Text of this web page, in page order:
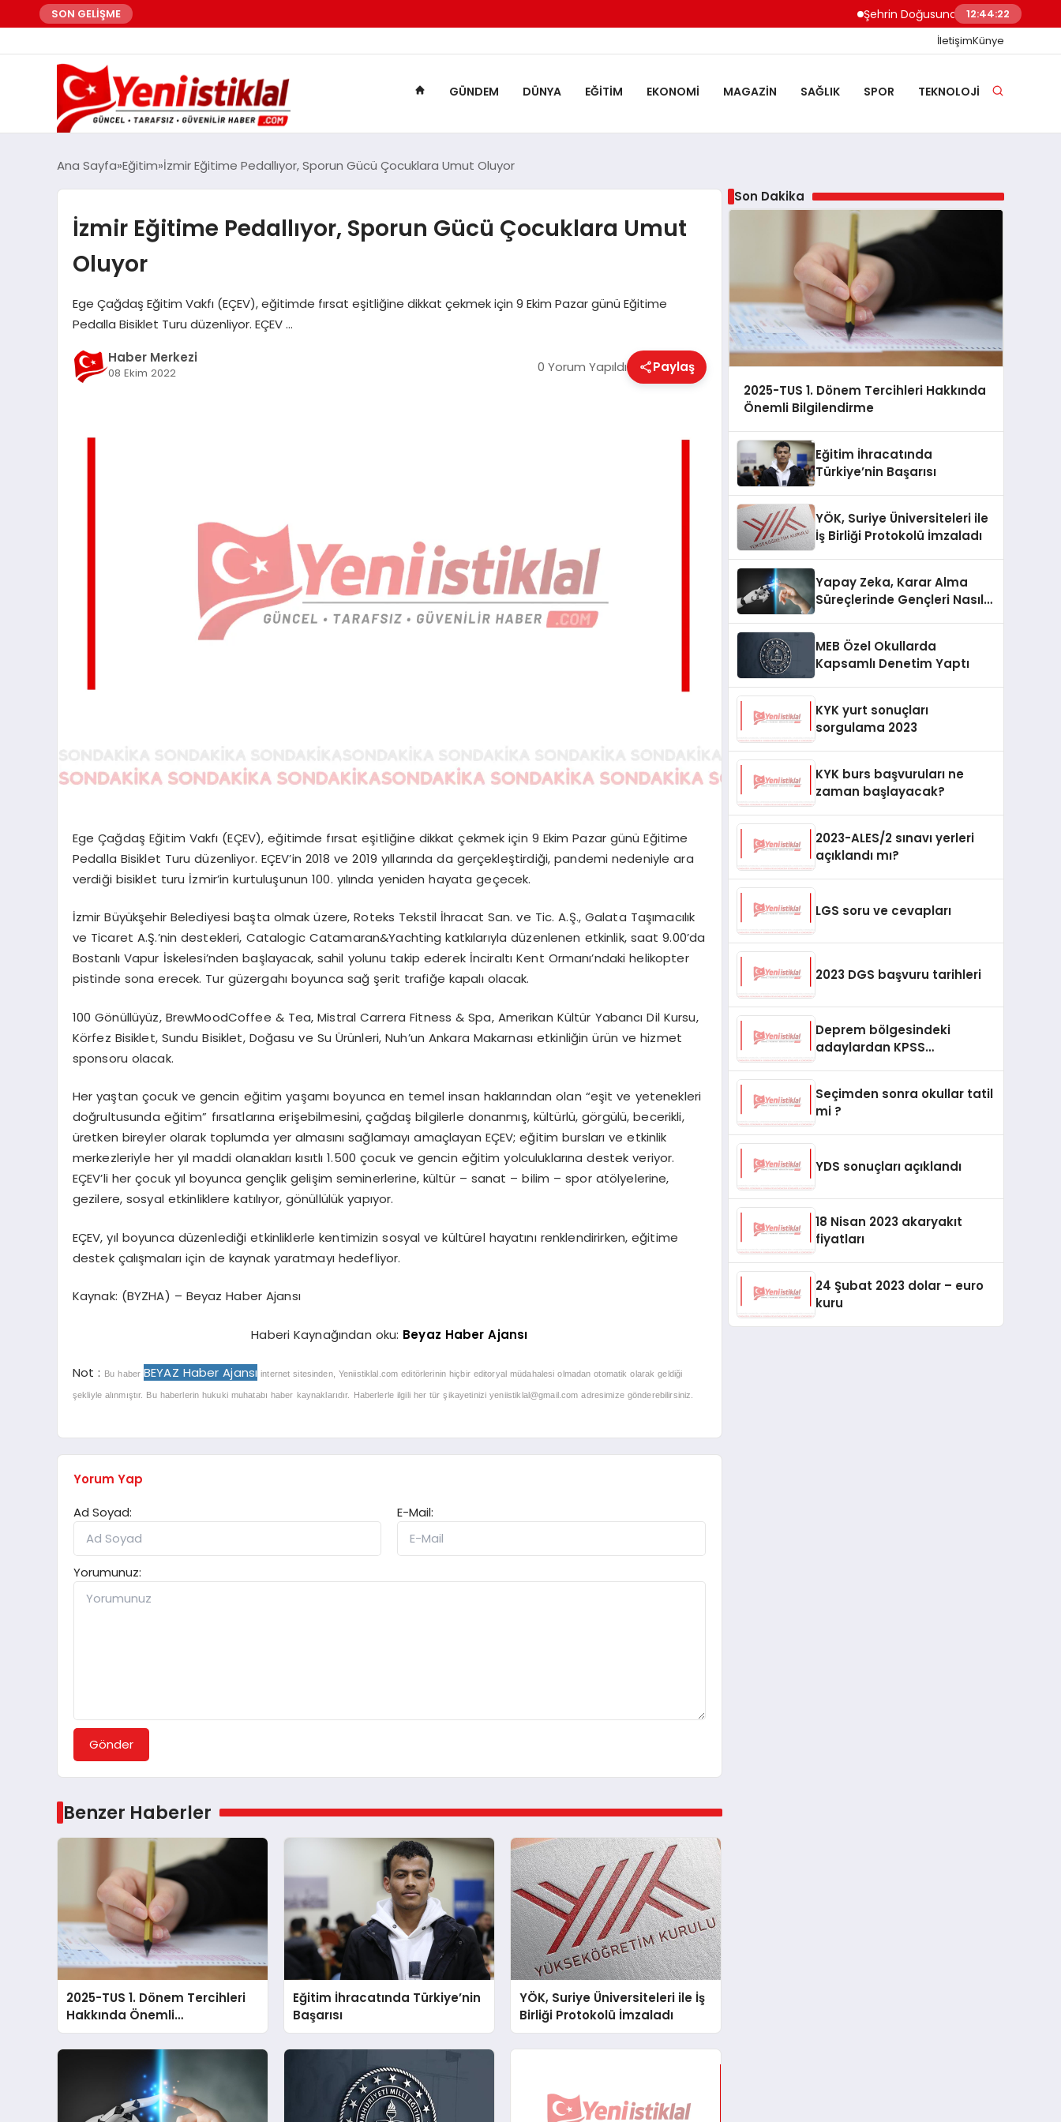
SON GELİŞME Şehrin Doğusundan Boğaz Kıyılarına
12:44:23
İletişimKünye
GÜNDEM DÜNYA EĞITIM EKONOMI MAGAZIN SAĞLIK SPOR TEKNOLOJI
Ana Sayfa Eğitim İzmir Eğitime Pedallıyor, Sporun Gücü Çocuklara Umut Oluyor
İzmir Eğitime Pedallıyor, Sporun Gücü Çocuklara Umut
Oluyor
Ege Çağdaş Eğitim Vakfı (EÇEV), eğitimde fırsat eşitliğine dikkat çekmek için 9 Ekim Pazar günü Eğitime
Pedalla Bisiklet Turu düzenliyor. EÇEV …
Haber Merkezi
08 Ekim 2022 0 Yorum Yapıldı Paylaş
Ege Çağdaş Eğitim Vakfı (EÇEV), eğitimde fırsat eşitliğine dikkat çekmek için 9 Ekim Pazar günü Eğitime
Pedalla Bisiklet Turu düzenliyor. EÇEV’in 2018 ve 2019 yıllarında da gerçekleştirdiği, pandemi nedeniyle ara
verdiği bisiklet turu İzmir’in kurtuluşunun 100. yılında yeniden hayata geçecek.
İzmir Büyükşehir Belediyesi başta olmak üzere, Roteks Tekstil İhracat San. ve Tic. A.Ş., Galata Taşımacılık
ve Ticaret A.Ş.’nin destekleri, Catalogic Catamaran&Yachting katkılarıyla düzenlenen etkinlik, saat 9.00’da
Bostanlı Vapur İskelesi’nden başlayacak, sahil yolunu takip ederek İnciraltı Kent Ormanı’ndaki helikopter
pistinde sona erecek. Tur güzergahı boyunca sağ şerit trafiğe kapalı olacak.
100 Gönüllüyüz, BrewMoodCoffee & Tea, Mistral Carrera Fitness & Spa, Amerikan Kültür Yabancı Dil Kursu,
Körfez Bisiklet, Sundu Bisiklet, Doğasu ve Su Ürünleri, Nuh’un Ankara Makarnası etkinliğin ürün ve hizmet
sponsoru olacak.
Her yaştan çocuk ve gencin eğitim yaşamı boyunca en temel insan haklarından olan “eşit ve yetenekleri
doğrultusunda eğitim” fırsatlarına erişebilmesini, çağdaş bilgilerle donanmış, kültürlü, görgülü, becerikli,
üretken bireyler olarak toplumda yer almasını sağlamayı amaçlayan EÇEV; eğitim bursları ve etkinlik
merkezleriyle her yıl maddi olanakları kısıtlı 1.500 çocuk ve gencin eğitim yolculuklarına destek veriyor.
EÇEV’li her çocuk yıl boyunca gençlik gelişim seminerlerine, kültür – sanat – bilim – spor atölyelerine,
gezilere, sosyal etkinliklere katılıyor, gönüllülük yapıyor.
EÇEV, yıl boyunca düzenlediği etkinliklerle kentimizin sosyal ve kültürel hayatını renklendirirken, eğitime
destek çalışmaları için de kaynak yaratmayı hedefliyor.
Kaynak: (BYZHA) – Beyaz Haber Ajansı
Haberi Kaynağından oku: Beyaz Haber Ajansı
Not : Bu haber BEYAZ Haber Ajansı internet sitesinden, Yeniistiklal.com editörlerinin hiçbir editoryal müdahalesi olmadan otomatik olarak geldiği
şekliyle alınmıştır. Bu haberlerin hukuki muhatabı haber kaynaklarıdır. Haberlerle ilgili her tür şikayetiniziyeniistiklal@gmail.com adresimize gönderebilirsiniz.
Yorum Yap
Ad Soyad:
E-Mail:
Yorumunuz:
Gönder
Benzer Haberler
2025-TUS 1. Dönem Tercihleri
Hakkında Önemli
Bilgilendirme
Eğitim İhracatında Türkiye’nin
Başarısı
YÖK, Suriye Üniversiteleri ile İş
Birliği Protokolü İmzaladı
Son Dakika
2025-TUS 1. Dönem Tercihleri Hakkında
Önemli Bilgilendirme
Eğitim İhracatında
Türkiye’nin Başarısı
YÖK, Suriye Üniversiteleri ile
İş Birliği Protokolü İmzaladı
Yapay Zeka, Karar Alma
Süreçlerinde Gençleri Nasıl
MEB Özel Okullarda
Kapsamlı Denetim Yaptı
KYK yurt sonuçları
sorgulama 2023
KYK burs başvuruları ne
zaman başlayacak?
2023-ALES/2 sınavı yerleri
açıklandı mı?
LGS soru ve cevapları
2023 DGS başvuru tarihleri
Deprem bölgesindeki
adaylardan KPSS
Seçimden sonra okullar tatil
mi ?
YDS sonuçları açıklandı
18 Nisan 2023 akaryakıt
fiyatları
24 Şubat 2023 dolar – euro
kuru